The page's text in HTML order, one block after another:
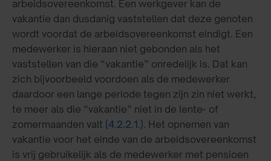
arbeidsovereenkomst. Een werkgever kan de
vakantie dan dusdanig vaststellen dat deze genoten
wordt voordat de arbeidsovereenkomst eindigt. Een
medewerker is hieraan niet gebonden als het
vaststellen van die “vakantie” onredelijk is. Dat kan
zich bijvoorbeeld voordoen als de medewerker
daardoor een lange periode tegen zijn zin niet werkt,
te meer als die “vakantie” niet in de lente- of
zomermaanden valt (4.2.2.1.). Het opnemen van
vakantie voor het einde van de arbeidsovereenkomst
is vrij gebruikelijk als de medewerker met pensioen